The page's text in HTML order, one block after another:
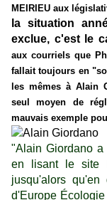
MEIRIEU aux
la situation
exclue, c'est le
aux courriels que
fallait toujours en
les mêmes à Alain
seul moyen de
mauvais exemple
"Alain Giordano
en lisant le site
jusqu'alors
d'Europe